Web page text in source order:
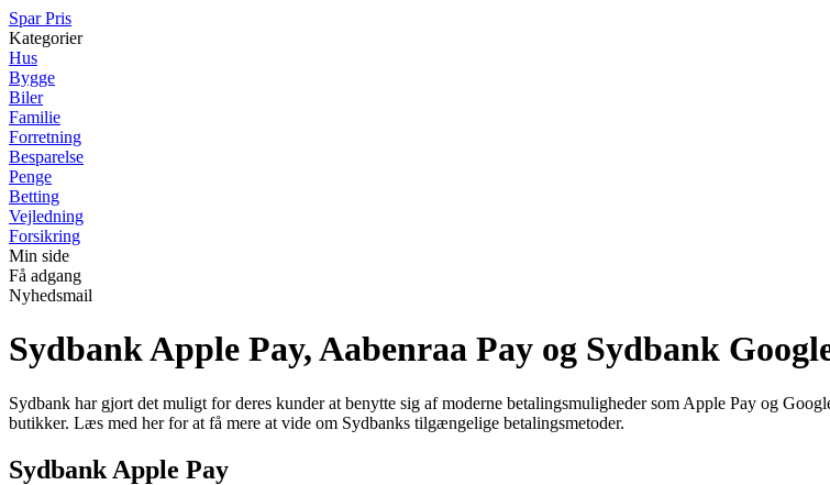
Spar Pris
Kategorier
Hus
Bygge
Biler
Familie
Forretning
Besparelse
Penge
Betting
Vejledning
Forsikring
Min side
Få adgang
Nyhedsmail
Sydbank Apple Pay, Aabenraa Pay og Sydbank
Sydbank har gjort det muligt for deres kunder at benytte sig af moderne betalingsmuligheder som Apple Pay og
butikker. Læs med her for at få mere at vide om Sydbanks tilgængelige betalingsmetoder.
Sydbank Apple Pay